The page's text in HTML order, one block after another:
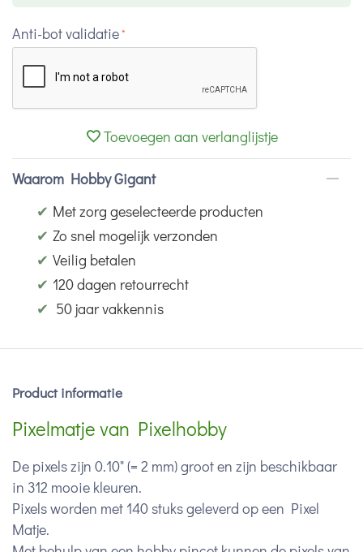
Anti-bot validatie
Toevoegen aan verlanglijstje
Waarom Hobby Gigant
✔ Met zorg geselecteerde producten
✔ Zo snel mogelijk verzonden
✔ Veilig betalen
✔ 120 dagen retourrecht
✔ 50 jaar vakkennis
Product informatie
Pixelmatje van Pixelhobby
De pixels zijn 0.10" (= 2 mm) groot en zijn beschikbaar
in 312 mooie kleuren.
Pixels worden met 140 stuks geleverd op een Pixel
Matje.